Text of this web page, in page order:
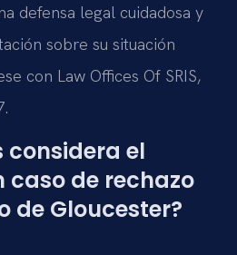
defensa legal cuidadosa y
sobre su situación
con Law Offices Of SRIS,
considera el
caso de rechazo
de Gloucester?